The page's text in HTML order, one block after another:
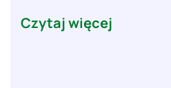
Czytaj więcej